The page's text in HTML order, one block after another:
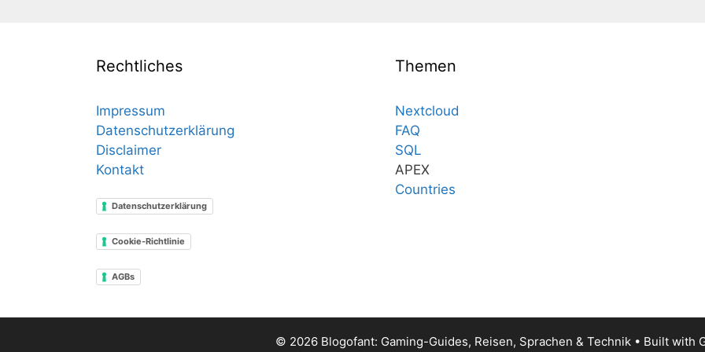
Rechtliches
Impressum
Datenschutzerklärung
Disclaimer
Kontakt
Datenschutzerklärung
Cookie-Richtlinie
AGBs
Themen
Nextcloud
FAQ
SQL
APEX
Countries
© 2026 Blogofant: Gaming-Guides, Reisen, Sprachen & Technik• Built with